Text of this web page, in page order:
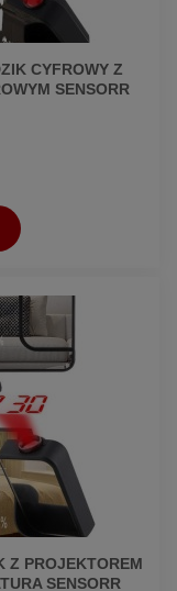
CYFROWY Z
SENSORR
Z PROJEKTOREM
SENSORR